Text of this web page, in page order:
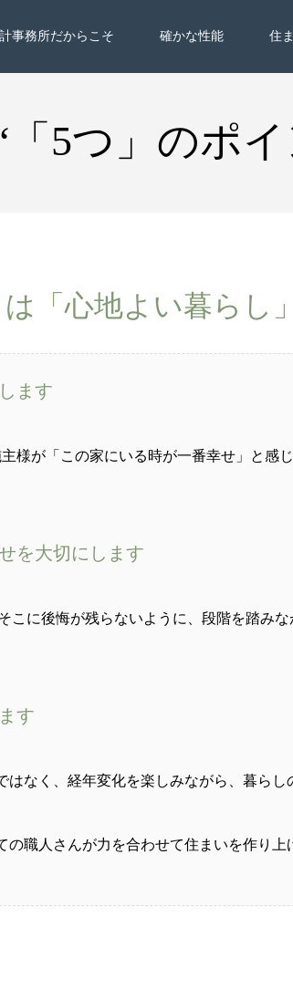
事務所だからこそ 確かな性能 住
5つ」のポイ
「心地よい暮らし
ます
様が「この家にいる時が一番幸せ」と感
を大切にします
に後悔が残らないように、段階を踏み
す
なく、経年変化を楽しみながら、暮ら
職人さんが力を合わせて住まいを作り上